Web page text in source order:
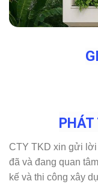
CTY TKD xin gửi lời
đã và đang quan
kế và thi công xây